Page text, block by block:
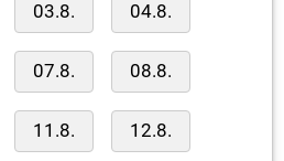
03.8. 04.8.
07.8. 08.8.
11.8. 12.8.